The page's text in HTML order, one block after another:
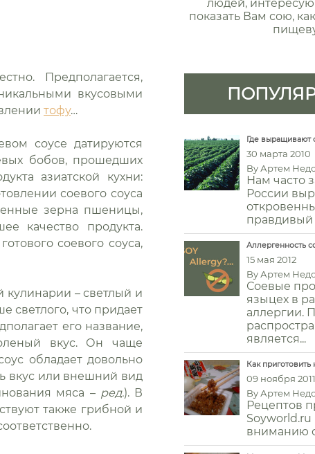
Предполагается,
вкусовыми
тофу…
соусе датируются
бобов, прошедших
азиатской кухни:
соевого соуса
зерна пшеницы,
качество продукта.
соевого соуса,
кулинарии – светлый и
светлого, что придает
его название,
вкус. Он чаще
обладает довольно
вкус или внешний вид
мяса – ред.). В
также грибной и
людей,
показать Вам сою,
Где выращивают
30 марта 2010
By Артем
Нам часто
России
правдивый
Аллергенность
15 мая 2012
By Артем
Соевые
языцех в
аллергии.
является...
Как приготовить
09 ноября 2011
By Артем
Рецептов
вниманию